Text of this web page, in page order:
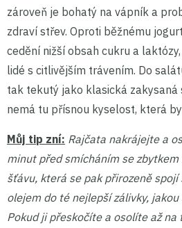
zároveň je bohatý na vápník a
zdraví střev. Oproti běžnému
cedění nižší obsah cukru a
lidé s citlivějším trávením. Do
tak tekutý jako klasická zakysaná
nemá tu přísnou kyselost, která
Můj tip zní: Rajčata nakrájejte a
minut před smícháním se
šťávu, která se pak přirozeně
olejem do té nejlepší zálivky,
Pokud ji přeskočíte a osolíte až